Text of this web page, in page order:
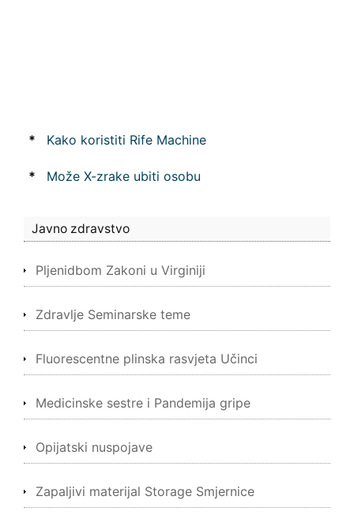
* Kako koristiti Rife Machine
* Može X-zrake ubiti osobu
Javno zdravstvo
Pljenidbom Zakoni u Virginiji
Zdravlje Seminarske teme
Fluorescentne plinska rasvjeta Učinci
Medicinske sestre i Pandemija gripe
Opijatski nuspojave
Zapaljivi materijal Storage Smjernice